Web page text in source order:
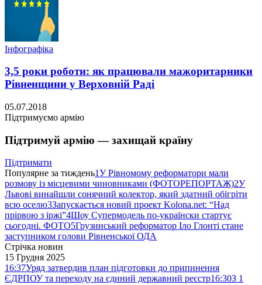
Інфографіка
3,5 роки роботи: як працювали мажоритарники
Рівненщини у Верховній Раді
05.07.2018
Підтримуємо армію
Підтримуй армію — захищай країну
Підтримати
Популярне за тиждень1У Рівномому реформатори мали
розмову із місцевими чиновниками (ФОТОРЕПОРТАЖ)2У
Львові винайшли сонячний колектор, який здатний обігріти
всю оселю3Запускається новий проект Kolona.net: “Над
прірвою з іржі”4Шоу Супермодель по-українски стартує
сьогодні. ФОТО5Грузинський реформатор Іло Глонті стане
заступником голови Рівненської ОДА
Стрічка новин
15 Грудня 2025
16:37Уряд затвердив план підготовки до припинення
ЄДРПОУ та переходу на єдиний державний реєстр16:30З 1